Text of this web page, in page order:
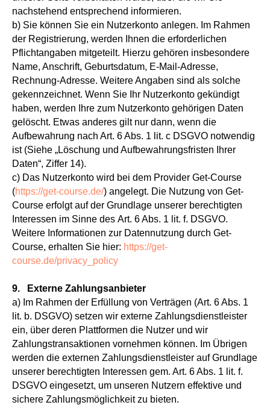
nachstehend entsprechend informieren.
b) Sie können Sie ein Nutzerkonto anlegen. Im Rahmen
der Registrierung, werden Ihnen die erforderlichen
Pflichtangaben mitgeteilt. Hierzu gehören insbesondere
Name, Anschrift, Geburtsdatum, E-Mail-Adresse,
Rechnung-Adresse. Weitere Angaben sind als solche
gekennzeichnet. Wenn Sie Ihr Nutzerkonto gekündigt
haben, werden Ihre zum Nutzerkonto gehörigen Daten
gelöscht. Etwas anderes gilt nur dann, wenn die
Aufbewahrung nach Art. 6 Abs. 1 lit. c DSGVO notwendig
ist (Siehe „Löschung und Aufbewahrungsfristen Ihrer
Daten“, Ziffer 14).
c) Das Nutzerkonto wird bei dem Provider Get-Course
(https://get-course.de/) angelegt. Die Nutzung von Get-
Course erfolgt auf der Grundlage unserer berechtigten
Interessen im Sinne des Art. 6 Abs. 1 lit. f. DSGVO.
Weitere Informationen zur Datennutzung durch Get-
Course, erhalten Sie hier: https://get-
course.de/privacy_policy
9. Externe Zahlungsanbieter
a) Im Rahmen der Erfüllung von Verträgen (Art. 6 Abs. 1
lit. b. DSGVO) setzen wir externe Zahlungsdienstleister
ein, über deren Plattformen die Nutzer und wir
Zahlungstransaktionen vornehmen können. Im Übrigen
werden die externen Zahlungsdienstleister auf Grundlage
unserer berechtigten Interessen gem. Art. 6 Abs. 1 lit. f.
DSGVO eingesetzt, um unseren Nutzern effektive und
sichere Zahlungsmöglichkeit zu bieten.